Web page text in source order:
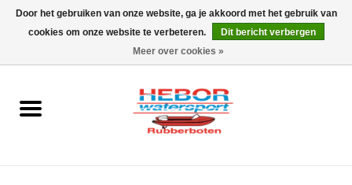
0 Artikelen - €0,00
Outboard
Door het gebruiken van onze website, ga je akkoord met het gebruik van
cookies om onze website te verbeteren.
Dit bericht verbergen
Meer over cookies »